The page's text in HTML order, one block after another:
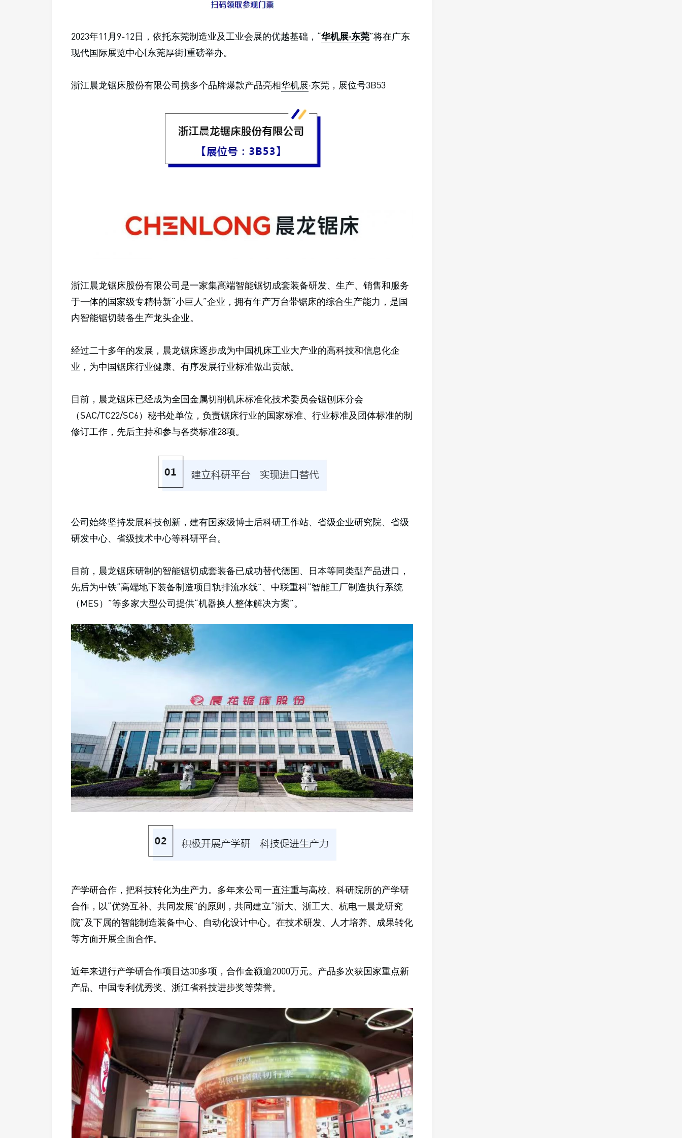
2023年11月9-12日，依托东莞制造业及工业会展的优越基础，“华机展·东莞”将在广东
现代国际展览中心[东莞厚街]重磅举办。
浙江晨龙锯床股份有限公司携多个品牌爆款产品亮相华机展·东莞，展位号3B53
浙江晨龙锯床股份有限公司是一家集高端智能锯切成套装备研发、生产、销售和服务
于一体的国家级专精特新“小巨人”企业，拥有年产万台带锯床的综合生产能力，是国
内智能锯切装备生产龙头企业。
经过二十多年的发展，晨龙锯床逐步成为中国机床工业大产业的高科技和信息化企
业，为中国锯床行业健康、有序发展行业标准做出贡献。
目前，晨龙锯床已经成为全国金属切削机床标准化技术委员会锯刨床分会
（SAC/TC22/SC6）秘书处单位，负责锯床行业的国家标准、行业标准及团体标准的制
修订工作，先后主持和参与各类标准28项。
公司始终坚持发展科技创新，建有国家级博士后科研工作站、省级企业研究院、省级
研发中心、省级技术中心等科研平台。
目前，晨龙锯床研制的智能锯切成套装备已成功替代德国、日本等同类型产品进口，
先后为中铁“高端地下装备制造项目轨排流水线”、中联重科“智能工厂制造执行系统
（MES）”等多家大型公司提供“机器换人整体解决方案”。
产学研合作，把科技转化为生产力。多年来公司一直注重与高校、科研院所的产学研
合作，以“优势互补、共同发展”的原则，共同建立“浙大、浙工大、杭电一晨龙研究
院”及下属的智能制造装备中心、自动化设计中心。在技术研发、人才培养、成果转化
等方面开展全面合作。
近年来进行产学研合作项目达30多项，合作金额逾2000万元。产品多次获国家重点新
产品、中国专利优秀奖、浙江省科技进步奖等荣誉。